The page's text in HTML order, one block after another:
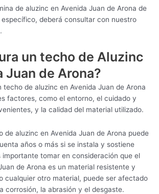
de aluzinc en Avenida Juan de Arona de
deberá consultar con nuestro
un techo de Aluzinc
Juan de Arona?
techo de aluzinc en Avenida Juan de Arona
factores, como el entorno, el cuidado y
y la calidad del material utilizado.
de aluzinc en Avenida Juan de Arona puede
años o más si se instala y sostiene
importante tomar en consideración que el
de Arona es un material resistente y
cualquier otro material, puede ser afectado
corrosión, la abrasión y el desgaste.